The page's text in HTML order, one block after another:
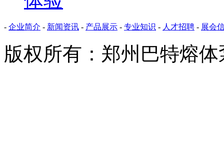
- 企业简介 - 新闻资讯 - 产品展示 - 专业知识 - 人才招聘 - 展会
版权所有：郑州巴特熔